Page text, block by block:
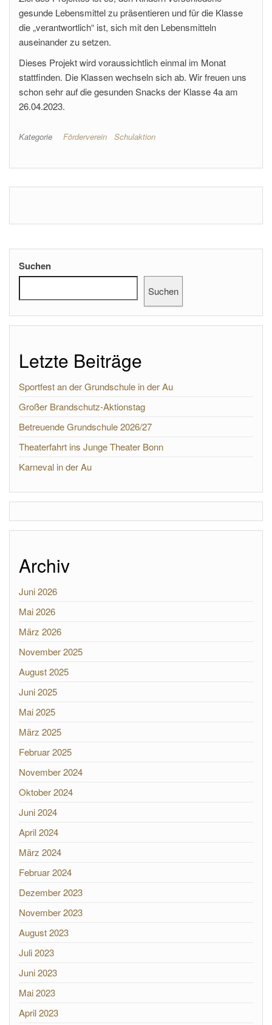
gesunde Lebensmittel zu präsentieren und für die Klasse
die „verantwortlich“ ist, sich mit den Lebensmitteln
auseinander zu setzen.
Dieses Projekt wird voraussichtlich einmal im Monat
stattfinden. Die Klassen wechseln sich ab. Wir freuen uns
schon sehr auf die gesunden Snacks der Klasse 4a am
26.04.2023.
Kategorie Förderverein Schulaktion
Suchen
Suchen
Letzte Beiträge
Sportfest an der Grundschule in der Au
Großer Brandschutz-Aktionstag
Betreuende Grundschule 2026/27
Theaterfahrt ins Junge Theater Bonn
Karneval in der Au
Archiv
Juni 2026
Mai 2026
März 2026
November 2025
August 2025
Juni 2025
Mai 2025
März 2025
Februar 2025
November 2024
Oktober 2024
Juni 2024
April 2024
März 2024
Februar 2024
Dezember 2023
November 2023
August 2023
Juli 2023
Juni 2023
Mai 2023
April 2023